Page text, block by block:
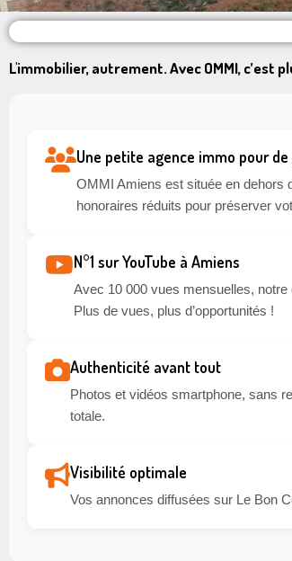
L'immobilier, autrement. Avec OMMI, c’est
Une petite agence immo pour
OMMI Amiens est située en dehors
honoraires réduits pour préserver
N°1 sur YouTube à Amiens
Avec 10 000 vues mensuelles,
Plus de vues, plus d’opportunités !
Authenticité avant tout
Photos et vidéos smartphone, sans
totale.
Visibilité optimale
Vos annonces diffusées sur Le Bon